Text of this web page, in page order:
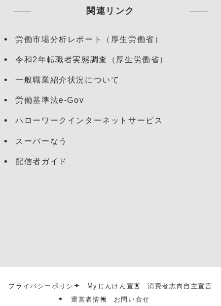
関連リンク
労働市場分析レポート（厚生労働省）
令和2年転職者実態調査（厚生労働省）
一般職業紹介状況について
労働基準法e-Gov
ハローワークインターネットサービス
スーパーなう
配信者ガイド
プライバシーポリシー Myじんけん宣言
消費者志向自主宣言
運営者情報
お問い合せ